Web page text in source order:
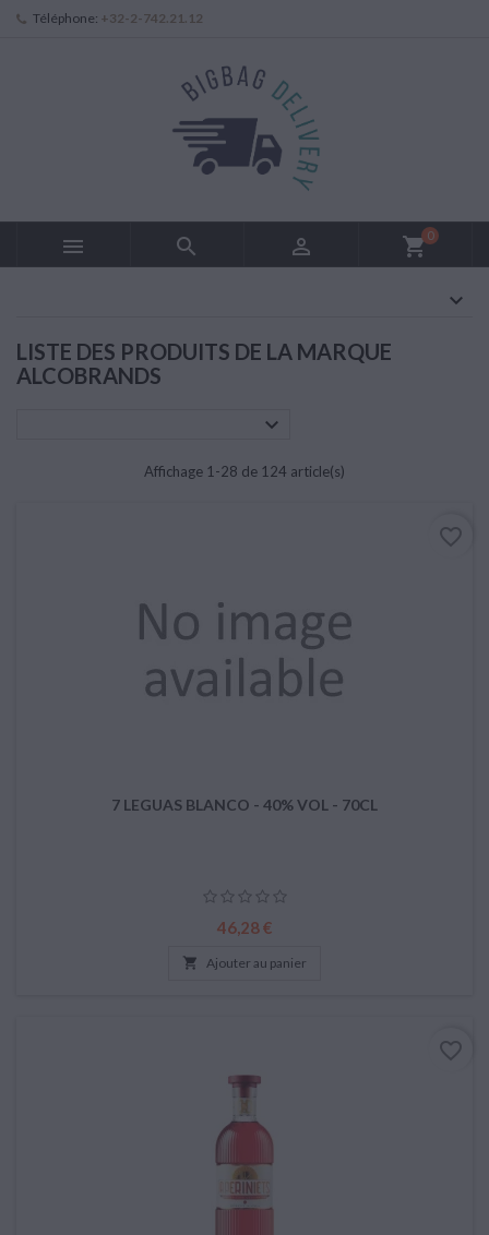
Téléphone: +32-2-742.21.12
   shopping_cart0
LISTE DES PRODUITS DE LA MARQUE
ALCOBRANDS

Affichage 1-28 de 124 article(s)
7 LEGUAS BLANCO - 40% VOL - 70CL
Prix
46,28 €
 Ajouter au panier
favorite_border
favorite_border